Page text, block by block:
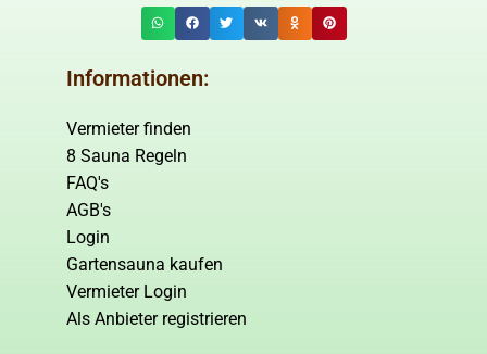
Informationen:
Vermieter finden
8 Sauna Regeln
FAQ's
AGB's
Login
Gartensauna kaufen
Vermieter Login
Als Anbieter registrieren